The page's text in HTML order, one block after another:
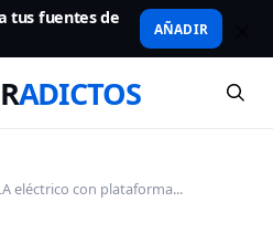
tus fuentes de
AÑADIR
ADICTOS
eléctrico con plataforma...